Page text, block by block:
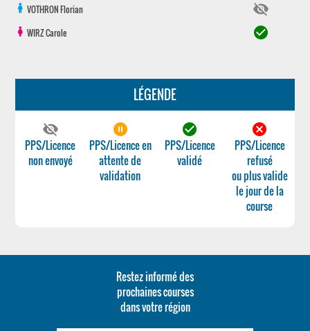
VOTHRONFlorian visibility_off
WIRZCarole check_circle
LÉGENDE
visibility_off
PPS/Licence
non envoyé
pause_circle_filled
PPS/Licence en
attente de
validation
check_circle
PPS/Licence
validé
cancel
PPS/Licence
refusé
ou plus valide
le jour de la
course
Restez informé des
prochaines courses
dans votre région